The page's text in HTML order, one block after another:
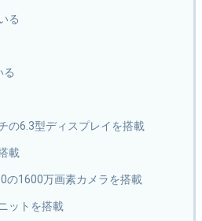
る
る
の6.3型ディスプレイを搭載
載
の1600万画素カメラを搭載
ットを搭載